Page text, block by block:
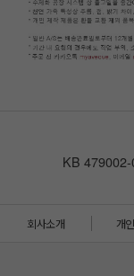
KB
회사소개 개